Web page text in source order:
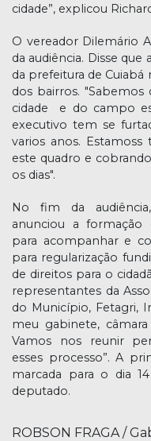
cidade”, explicou
O vereador Dilemário
da audiência. Disse
da prefeitura de Cuiabá
dos bairros. "Sabemos
cidade e do campo
executivo tem se
varios anos.
este quadro e
os dias".
No fim da
anunciou a
para acompanhar e
para regularização
de direitos para o
representantes da
do Município, Fetagri,
meu gabinete,
Vamos nos reunir
esses processo”. A
marcada para o dia
deputado.
ROBSON FRAGA /